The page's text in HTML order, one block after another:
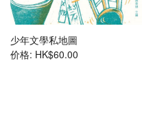
少年文學私地圖
价格: HK$60.00